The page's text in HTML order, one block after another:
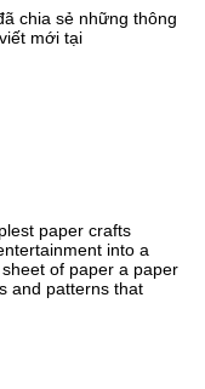
chia sẻ những thông
mới tại
paper crafts
into a
of paper a paper
and patterns that